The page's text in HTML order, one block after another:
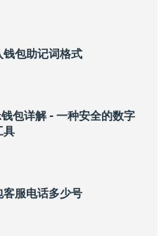
钱包助记词格式
包详解 - 一种安全的数字
具
客服电话多少号